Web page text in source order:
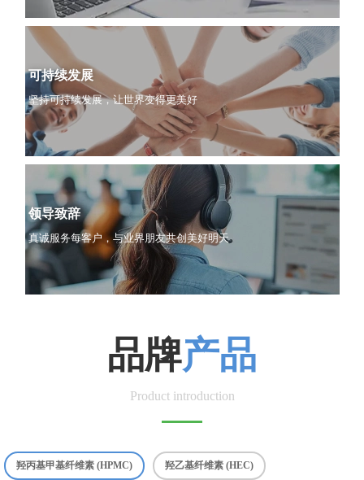
可持续发展
坚持可持续发展，让世界变得更美好
领导致辞
真诚服务每客户，与业界朋友共创美好明天
品牌产品
Product introduction
羟丙基甲基纤维素 (HPMC) 羟乙基纤维素 (HEC)